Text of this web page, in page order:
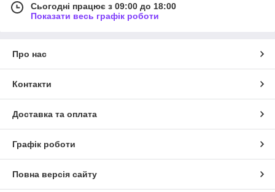
Сьогодні працює з 09:00 до 18:00
Показати весь графік роботи
Про нас
Контакти
Доставка та оплата
Графік роботи
Повна версія сайту